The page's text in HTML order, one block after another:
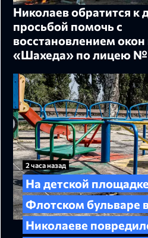
Николаев обратится к
просьбой помочь с
восстановлением окон
«Шахеда» по лицею
2 часа назад
На детской
Флотском бульваре
Николаеве